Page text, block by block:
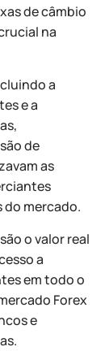
de câmbio
na
a
e a
de
as
mercado.
o valor real
a
em todo o
Forex
e